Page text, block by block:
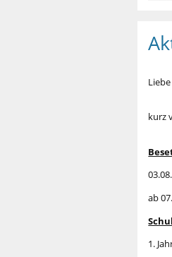
kurz
ab
1.